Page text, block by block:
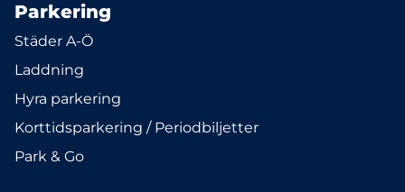
Parkering
Städer A-Ö
Laddning
Hyra parkering
Korttidsparkering / Periodbiljetter
Park & Go